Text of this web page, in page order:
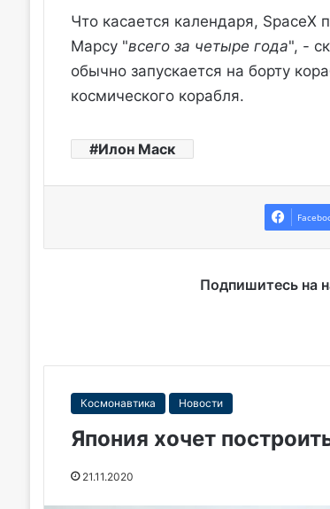
Что касается календаря, SpaceX
Марсу "всего за четыре года", -
обычно запускается на борту
космического корабля.
Илон Маск
Подпишитесь на